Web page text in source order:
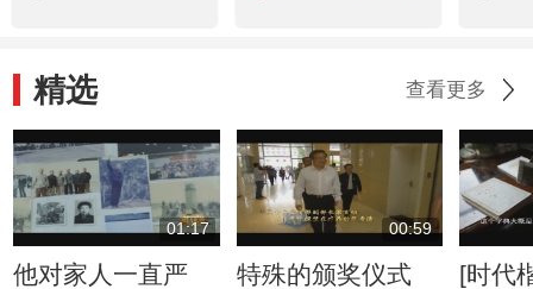
精选 查看更多
01:17
他对家人一直严
00:59
特殊的颁奖仪式
[时代